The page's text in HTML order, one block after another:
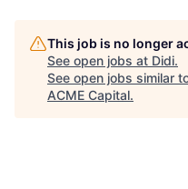
This job is no longer
See open jobs at Didi.
See open jobs similar
ACME Capital.